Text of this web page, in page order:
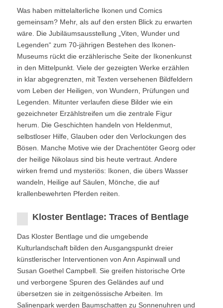
Was haben mittelalterliche Ikonen und Comics
gemeinsam? Mehr, als auf den ersten Blick zu erwarten
wäre. Die Jubiläumsausstellung „Viten, Wunder und
Legenden“ zum 70-jährigen Bestehen des Ikonen-
Museums rückt die erzählerische Seite der Ikonenkunst
in den Mittelpunkt. Viele der gezeigten Werke erzählen
in klar abgegrenzten, mit Texten versehenen Bildfeldern
vom Leben der Heiligen, von Wundern, Prüfungen und
Legenden. Mitunter verlaufen diese Bilder wie ein
gezeichneter Erzählstreifen um die zentrale Figur
herum. Die Geschichten handeln von Heldenmut,
selbstloser Hilfe, Glauben oder den Verlockungen des
Bösen. Manche Motive wie der Drachentöter Georg oder
der heilige Nikolaus sind bis heute vertraut. Andere
wirken fremd und mysteriös: Ikonen, die übers Wasser
wandeln, Heilige auf Säulen, Mönche, die auf
krallenbewehrten Pferden reiten.
Kloster Bentlage: Traces of Bentlage
Das Kloster Bentlage und die umgebende
Kulturlandschaft bilden den Ausgangspunkt dreier
künstlerischer Interventionen von Ann Aspinwall und
Susan Goethel Campbell. Sie greifen historische Orte
und verborgene Spuren des Geländes auf und
übersetzen sie in zeitgenössische Arbeiten. Im
Salinenpark werden Baumschatten zu Sonnenuhren und